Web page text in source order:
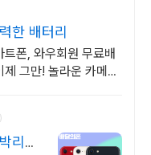
한 배터리
폰, 와우회원 무료배
그만! 놀라운 카메라
리다